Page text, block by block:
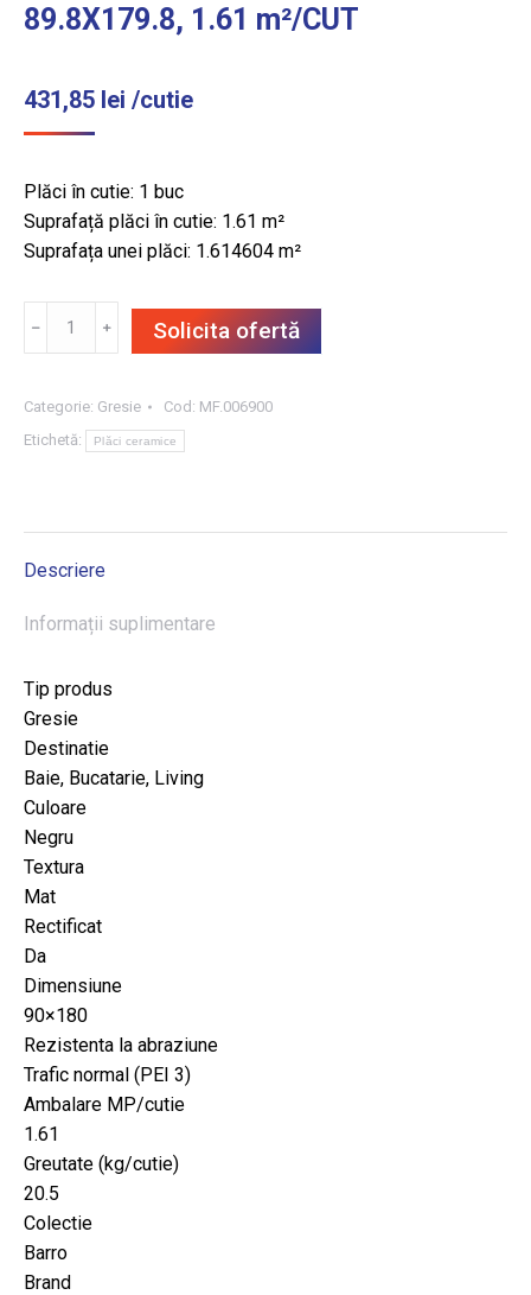
89.8X179.8, 1.61 m²/CUT
431,85 lei /cutie
Plăci în cutie: 1 buc
Suprafață plăci în cutie: 1.61 m²
Suprafața unei plăci: 1.614604 m²
NERO
REKT.
﹣ ﹢ Solicita ofertă
Categorie: Gresie Cod: MF.006900
Etichetă:
Plăci ceramice
Descriere
Informații suplimentare
Tip produs
Gresie
Destinatie
Baie, Bucatarie, Living
Culoare
Negru
Textura
Mat
Rectificat
Da
Dimensiune
90×180
Rezistenta la abraziune
Trafic normal (PEI 3)
Ambalare MP/cutie
1.61
Greutate (kg/cutie)
20.5
Colectie
Barro
Brand